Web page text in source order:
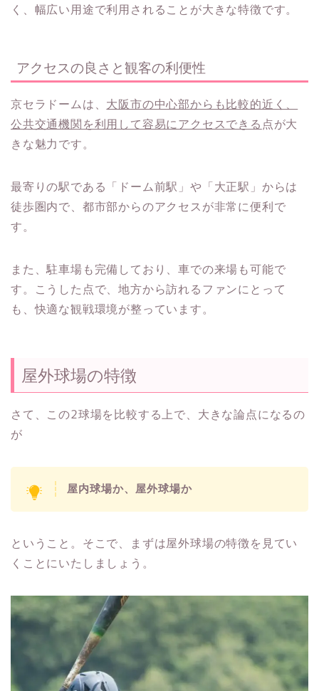
く、幅広い用途で利用されることが大きな特徴です。
アクセスの良さと観客の利便性
京セラドームは、 大阪市の中心部からも比較的近く、
公共交通機関を利用して容易にアクセスできる 点が大
きな魅力です。
最寄りの駅である「ドーム前駅」や「大正駅」からは
徒歩圏内で、都市部からのアクセスが非常に便利で
す。
また、駐車場も完備しており、車での来場も可能で
す。こうした点で、地方から訪れるファンにとって
も、快適な観戦環境が整っています。
屋外球場の特徴
さて、この2球場を比較する上で、大きな論点になるの
が
屋内球場か、屋外球場か
ということ。そこで、まずは屋外球場の特徴を見てい
くことにいたしましょう。